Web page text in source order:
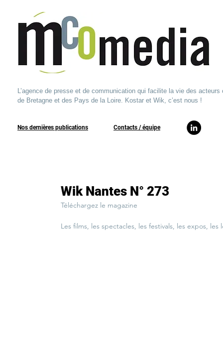
L’agence de presse et de communication qui facilite la vie des acteurs
de Bretagne et des Pays de la Loire. Kostar et Wik, c’est nous !
Nos dernières publications ​Contacts / équipe​
Wik Nantes N° 273
Téléchargez le magazine
Les films, les spectacles, les festivals, les expos,